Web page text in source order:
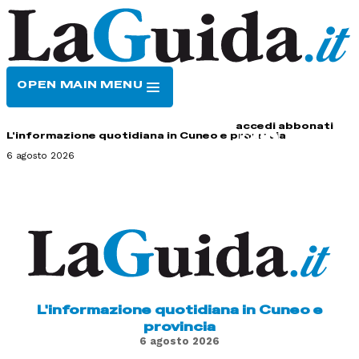
OPEN MAIN MENU
accedi abbonati
L'informazione quotidiana in Cuneo e provincia
6 agosto 2026
L'informazione quotidiana in Cuneo e
provincia
6 agosto 2026